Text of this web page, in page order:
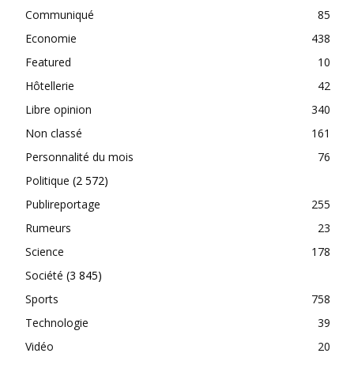
Communiqué
85
Economie
438
Featured
10
Hôtellerie
42
Libre opinion
340
Non classé
161
Personnalité du mois
76
Politique (2 572)
Publireportage
255
Rumeurs
23
Science
178
Société (3 845)
Sports
758
Technologie
39
Vidéo
20